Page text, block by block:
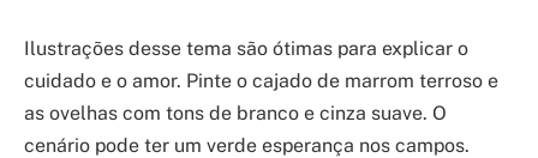
Ilustrações desse tema são ótimas para explicar o
cuidado e o amor. Pinte o cajado de marrom terroso e
as ovelhas com tons de branco e cinza suave. O
cenário pode ter um verde esperança nos campos.